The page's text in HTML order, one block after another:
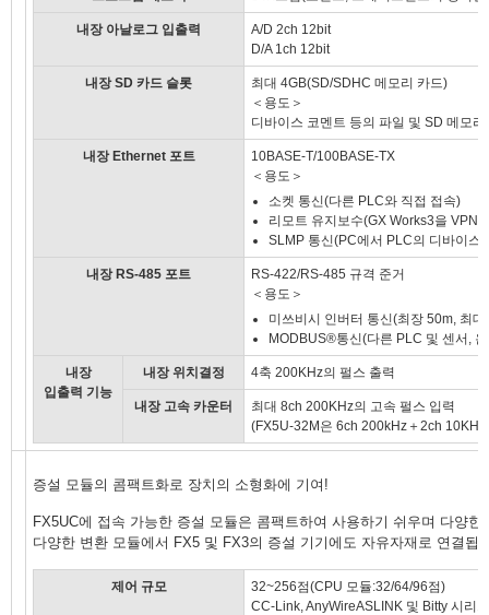
내장 아날로그 입출력
A/D 2ch 12bit
D/A 1ch 12bit
내장 SD 카드 슬롯
최대 4GB(SD/SDHC 메모리 카드)
＜용도＞
디바이스 코멘트 등의 파일 및 SD 메모
내장 Ethernet 포트
10BASE-T/100BASE-TX
＜용도＞
소켓 통신(다른 PLC와 직접 접속)
리모트 유지보수(GX Works3을 VPN
SLMP 통신(PC에서 PLC의 디바이스
내장 RS-485 포트
RS-422/RS-485 규격 준거
＜용도＞
미쓰비시 인버터 통신(최장 50m, 최
MODBUS®통신(다른 PLC 및 센서,
내장
입출력 기능
내장 위치결정 4축 200KHz의 펄스 출력
내장 고속 카운터
최대 8ch 200KHz의 고속 펄스 입력
(FX5U-32M은 6ch 200kHz＋2ch 10KHz)
증설 모듈의 콤팩트화로 장치의 소형화에 기여!
FX5UC에 접속 가능한 증설 모듈은 콤팩트하여 사용하기 쉬우며 다양한
다양한 변환 모듈에서 FX5 및 FX3의 증설 기기에도 자유자재로 연결됩
제어 규모
32~256점(CPU 모듈:32/64/96점)
CC-Link, AnyWireASLINK 및 Bitty 시리